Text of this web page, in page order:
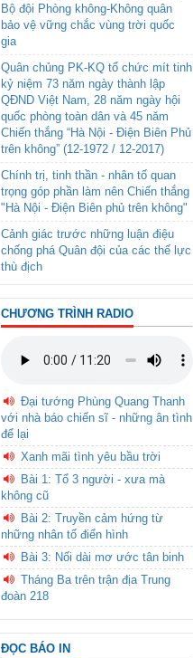
Bộ đội Phòng không-Không quân
bảo vệ vững chắc vùng trời quốc
gia
Quân chủng PK-KQ tổ chức mít tinh
kỷ niệm 73 năm ngày thành lập
QĐND Việt Nam, 28 năm ngày hội
quốc phòng toàn dân và 45 năm
Chiến thắng “Hà Nội - Điện Biên Phủ
trên không” (12-1972 / 12-2017)
Chính trị, tinh thần - nhân tố quan
trọng góp phần làm nên Chiến thắng
"Hà Nội - Điện Biên phủ trên không"
Cảnh giác trước những luận điệu
chống phá Quân đội của các thế lực
thù địch
CHƯƠNG TRÌNH RADIO
Đại tướng Phùng Quang Thanh
với nhà báo chiến sĩ - những ân tình
để lại
Xanh mãi tình yêu bầu trời
Bài 1: Tổ 3 người - xưa mà
không cũ
Bài 2: Truyền cảm hứng từ
những nhân tố điển hình
Bài 3: Nối dài mơ ước tân binh
Tháng Ba trên trận địa Trung
đoàn 218
ĐỌC BÁO IN